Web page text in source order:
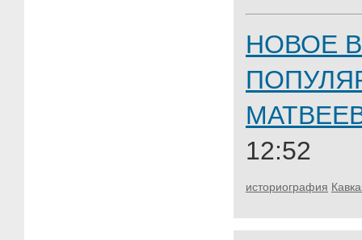
НОВОЕ
12:52
историография